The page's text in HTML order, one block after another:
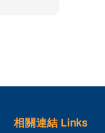
相關連結 Links